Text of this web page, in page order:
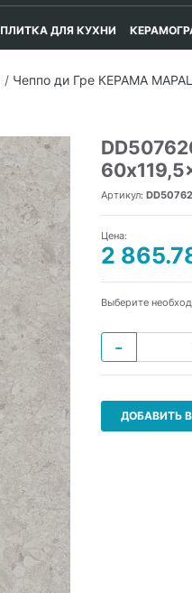
ПЛИТКА ДЛЯ КУХНИ
/ Чеппо ди Гре КЕРАМА
Артикул:
Цена:
2
Выберите
−
ДОБАВИТЬ